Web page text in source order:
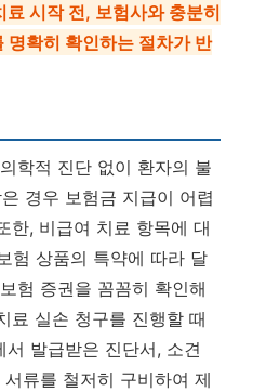
료 시작 전, 보험사와 충분히
명확히 확인하는 절차가 반
학적 진단 없이 환자의 불
경우 보험금 지급이 어렵
한, 비급여 치료 항목에 대
험 상품의 특약에 따라 달
험 증권을 꼼꼼히 확인해
료 실손 청구를 진행할 때
발급받은 진단서, 소견
류를 철저히 구비하여 제